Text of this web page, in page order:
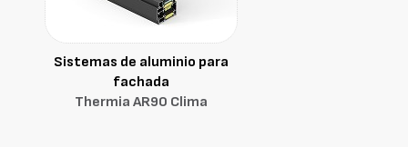
Sistemas de aluminio para
fachada
Thermia AR90 Clima